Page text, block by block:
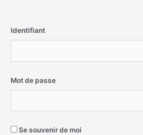
Identifiant
Mot de passe
Se souvenir de moi